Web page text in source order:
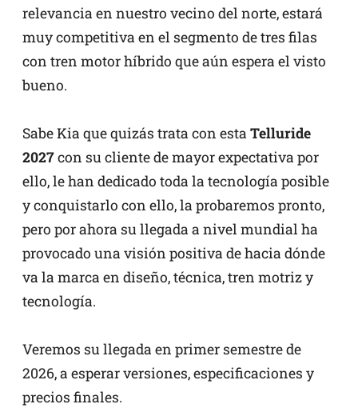
relevancia en nuestro vecino del norte, estará
muy competitiva en el segmento de tres filas
con tren motor híbrido que aún espera el visto
bueno.
Sabe Kia que quizás trata con esta Telluride
2027con su cliente de mayor expectativa por
ello, le han dedicado toda la tecnología posible
y conquistarlo con ello, la probaremos pronto,
pero por ahora su llegada a nivel mundial ha
provocado una visión positiva de hacia dónde
va la marca en diseño, técnica, tren motriz y
tecnología.
Veremos su llegada en primer semestre de
2026, a esperar versiones, especificaciones y
precios finales.